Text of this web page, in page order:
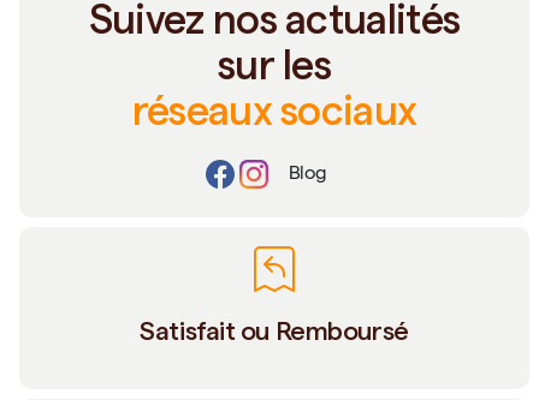
Suivez nos actualités
sur les
réseaux sociaux
Blog
Satisfait ou Remboursé